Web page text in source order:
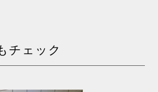
チェック